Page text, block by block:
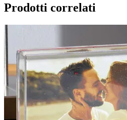
Prodotti correlati